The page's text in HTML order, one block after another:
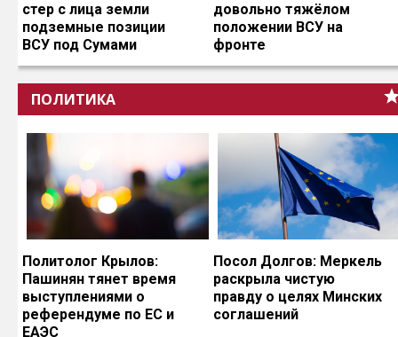
стер с лица земли
подземные позиции
ВСУ под Сумами
довольно тяжёлом
положении ВСУ на
фронте
ПОЛИТИКА
Политолог Крылов:
Пашинян тянет время
выступлениями о
референдуме по ЕС и
ЕАЭС
Посол Долгов: Меркель
раскрыла чистую
правду о целях Минских
соглашений